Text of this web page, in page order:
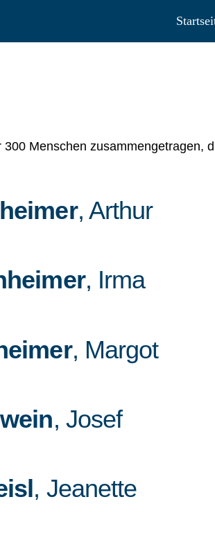
Menschen zusammengetragen,
, Arthur
, Irma
, Margot
, Josef
, Jeanette